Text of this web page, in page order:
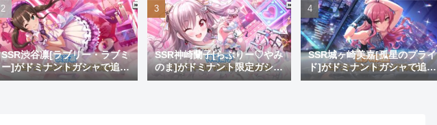
SSR渋谷凛[ラブリー・ラブミ
ー]がドミナントガシャで追
加！蒼を捨てし8周目先発ゴ
SSR神崎蘭子[らぶりー♡やみ
のま]がドミナント限定ガシャ
にて実装！このブスがキュー
SSR城ヶ崎美嘉[孤星のプライ
ド]がドミナントガシャで追
加！デザインも生足も良い神